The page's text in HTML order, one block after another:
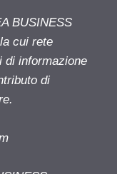
BUSINESS
cui rete
di informazione
di